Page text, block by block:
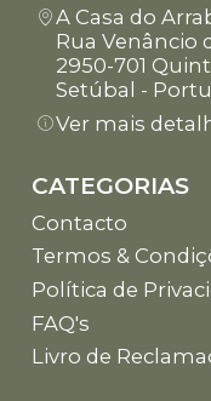
A Casa do
Rua Venâncio
2950-701
Setúbal -
Ver mais
CATEGORIAS
Contacto
Termos &
Política de
FAQ's
Livro de